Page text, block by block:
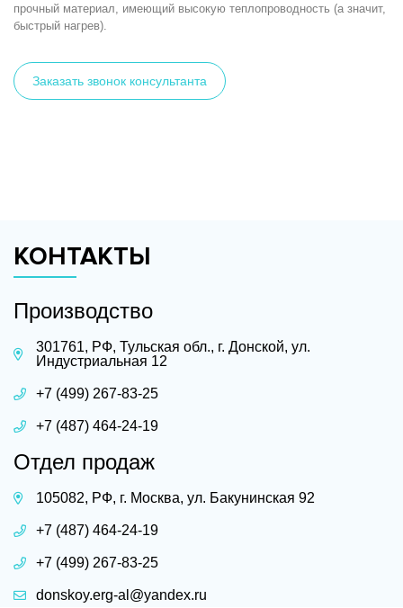
прочный материал, имеющий высокую теплопроводность (а значит,
быстрый нагрев).
Заказать звонок консультанта
КОНТАКТЫ
Производство
301761, РФ, Тульская обл., г. Донской, ул.
Индустриальная 12
+7 (499) 267-83-25
+7 (487) 464-24-19
Отдел продаж
105082, РФ, г. Москва, ул. Бакунинская 92
+7 (487) 464-24-19
+7 (499) 267-83-25
donskoy.erg-al@yandex.ru